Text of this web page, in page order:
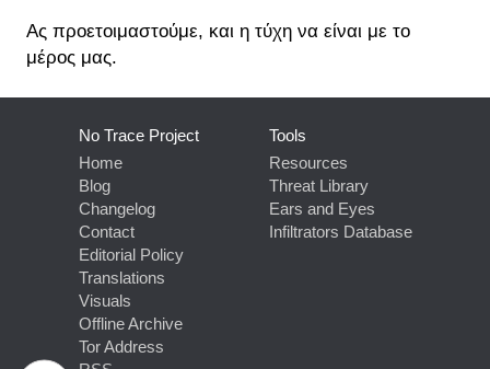
Ας προετοιμαστούμε, και η τύχη να είναι με το
μέρος μας.
No Trace Project
Home
Blog
Changelog
Contact
Editorial Policy
Translations
Visuals
Offline Archive
Tor Address
Tools
Resources
Threat Library
Ears and Eyes
Infiltrators Database